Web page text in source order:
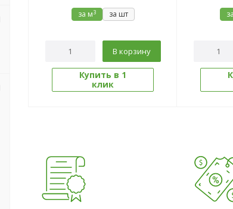
за м3 за шт
В корзину
Купить в 1
клик